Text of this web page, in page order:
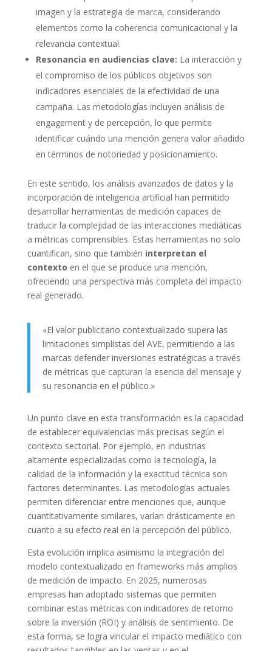
imagen y la estrategia de marca, considerando
elementos como la coherencia comunicacional y la
relevancia contextual.
Resonancia en audiencias clave: La interacción y
el compromiso de los públicos objetivos son
indicadores esenciales de la efectividad de una
campaña. Las metodologías incluyen análisis de
engagement y de percepción, lo que permite
identificar cuándo una mención genera valor añadido
en términos de notoriedad y posicionamiento.
En este sentido, los análisis avanzados de datos y la
incorporación de inteligencia artificial han permitido
desarrollar herramientas de medición capaces de
traducir la complejidad de las interacciones mediáticas
a métricas comprensibles. Estas herramientas no solo
cuantifican, sino que también interpretan el
contexto en el que se produce una mención,
ofreciendo una perspectiva más completa del impacto
real generado.
«El valor publicitario contextualizado supera las
limitaciones simplistas del AVE, permitiendo a las
marcas defender inversiones estratégicas a través
de métricas que capturan la esencia del mensaje y
su resonancia en el público.»
Un punto clave en esta transformación es la capacidad
de establecer equivalencias más precisas según el
contexto sectorial. Por ejemplo, en industrias
altamente especializadas como la tecnología, la
calidad de la información y la exactitud técnica son
factores determinantes. Las metodologías actuales
permiten diferenciar entre menciones que, aunque
cuantitativamente similares, varían drásticamente en
cuanto a su efecto real en la percepción del público.
Esta evolución implica asimismo la integración del
modelo contextualizado en frameworks más amplios
de medición de impacto. En 2025, numerosas
empresas han adoptado sistemas que permiten
combinar estas métricas con indicadores de retorno
sobre la inversión (ROI) y análisis de sentimiento. De
esta forma, se logra vincular el impacto mediático con